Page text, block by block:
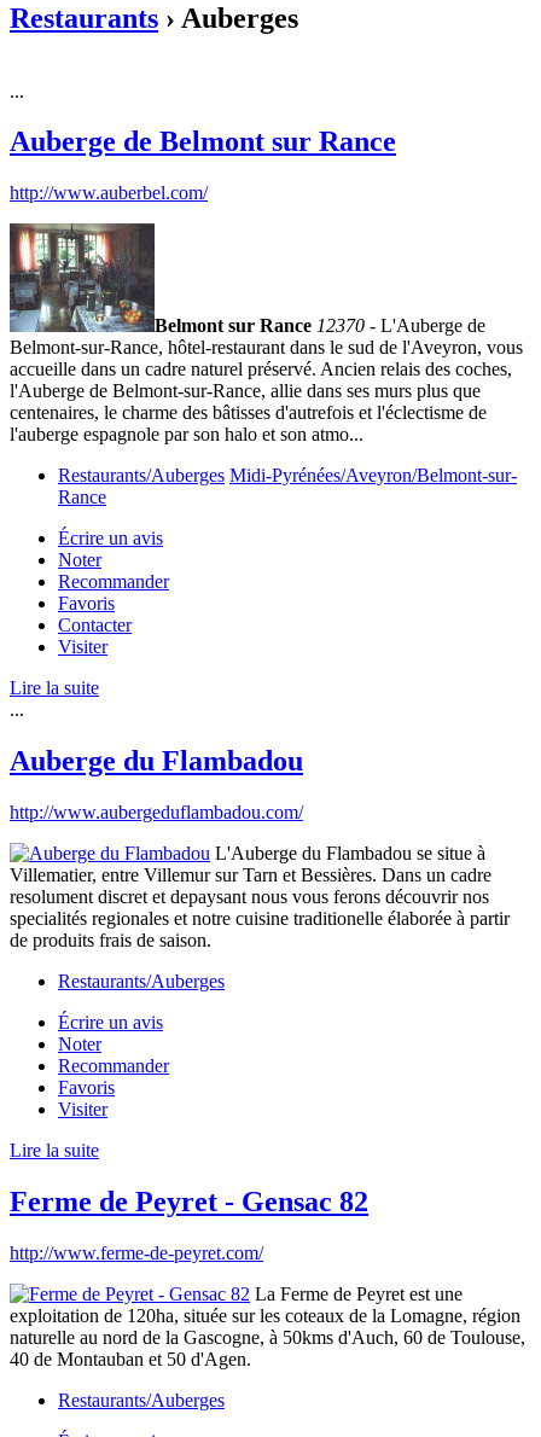
Restaurants › Auberges
...
Auberge de Belmont sur Rance
http://www.auberbel.com/
Belmont sur Rance 12370 - L'Auberge de
Belmont-sur-Rance, hôtel-restaurant dans le sud de l'Aveyron, vous
accueille dans un cadre naturel préservé. Ancien relais des coches,
l'Auberge de Belmont-sur-Rance, allie dans ses murs plus que
centenaires, le charme des bâtisses d'autrefois et l'éclectisme de
l'auberge espagnole par son halo et son atmo...
Restaurants/Auberges Midi-Pyrénées/Aveyron/Belmont-sur-
Rance
Écrire un avis
Noter
Recommander
Favoris
Contacter
Visiter
Lire la suite
...
Auberge du Flambadou
http://www.aubergeduflambadou.com/
L'Auberge du Flambadou se situe à
Villematier, entre Villemur sur Tarn et Bessières. Dans un cadre
resolument discret et depaysant nous vous ferons découvrir nos
specialités regionales et notre cuisine traditionelle élaborée à partir
de produits frais de saison.
Restaurants/Auberges
Écrire un avis
Noter
Recommander
Favoris
Visiter
Lire la suite
Ferme de Peyret - Gensac 82
http://www.ferme-de-peyret.com/
La Ferme de Peyret est une
exploitation de 120ha, située sur les coteaux de la Lomagne, région
naturelle au nord de la Gascogne, à 50kms d'Auch, 60 de Toulouse,
40 de Montauban et 50 d'Agen.
Restaurants/Auberges